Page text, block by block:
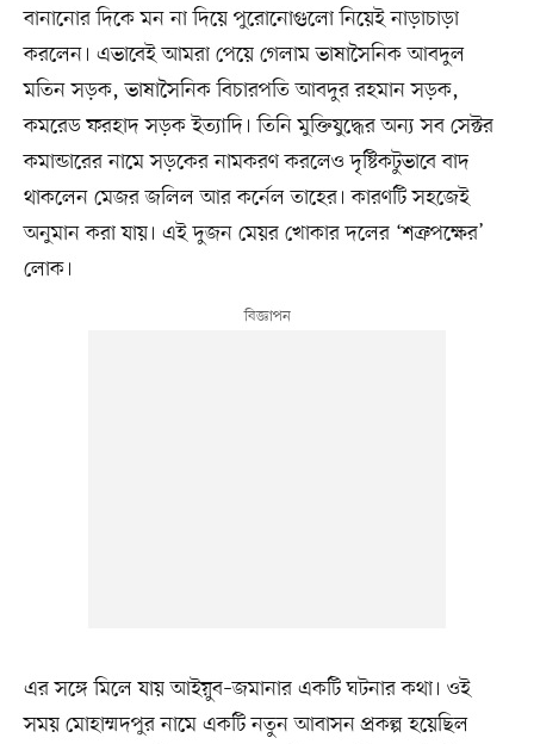
বানানোর দিকে মন না দিয়ে পুরোনোগুলো নিয়েই নাড়াচাড়া
করলেন। এভাবেই আমরা পেয়ে গেলাম ভাষাসৈনিক আবদুল
মতিন সড়ক, ভাষাসৈনিক বিচারপতি আবদুর রহমান সড়ক,
কমরেড ফরহাদ সড়ক ইত্যাদি। তিনি মুক্তিযুদ্ধের অন্য সব সেক্টর
কমান্ডারের নামে সড়কের নামকরণ করলেও দৃষ্টিকটুভাবে বাদ
থাকলেন মেজর জলিল আর কর্নেল তাহের। কারণটি সহজেই
অনুমান করা যায়। এই দুজন মেয়র খোকার দলের ‘শত্রুপক্ষের’
লোক।
এর সঙ্গে মিলে যায় আইয়ুব–জমানার একটি ঘটনার কথা। ওই
সময় মোহাম্মদপুর নামে একটি নতুন আবাসন প্রকল্প হয়েছিল